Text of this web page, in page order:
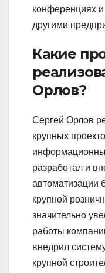
конференциях
другими
Какие
Орлов?
Сергей Орлов
крупных
разработал и
автоматизации
крупной
значительно
работы
внедрил
крупной